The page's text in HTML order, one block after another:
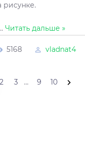
рисунке.
Читать дальше »
5168
vladnat4
2 3 ... 9 10